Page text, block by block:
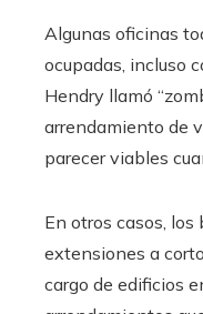
Algunas oficinas
ocupadas, incluso
Hendry llamó
arrendamiento de
parecer viables
En otros casos,
extensiones a
cargo de edificios